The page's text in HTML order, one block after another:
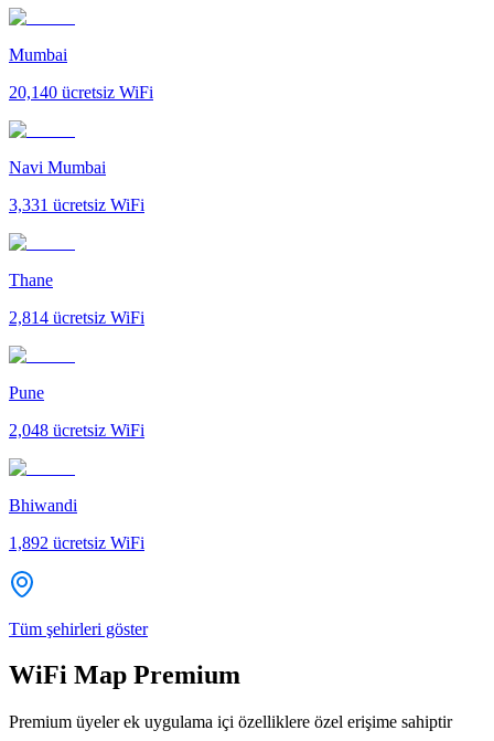
Mumbai
20,140 ücretsiz WiFi
Navi Mumbai
3,331 ücretsiz WiFi
Thane
2,814 ücretsiz WiFi
Pune
2,048 ücretsiz WiFi
Bhiwandi
1,892 ücretsiz WiFi
Tüm şehirleri göster
WiFi Map Premium
Premium üyeler ek uygulama içi özelliklere özel erişime sahiptir